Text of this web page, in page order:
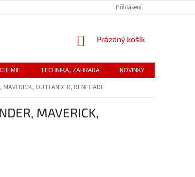
Přihlášení
NÁKUPNÍ
Prázdný košík
TECHNIKA, ZAHRADA NOVINKY
OUTLANDER, RENEGADE
MAVERICK,